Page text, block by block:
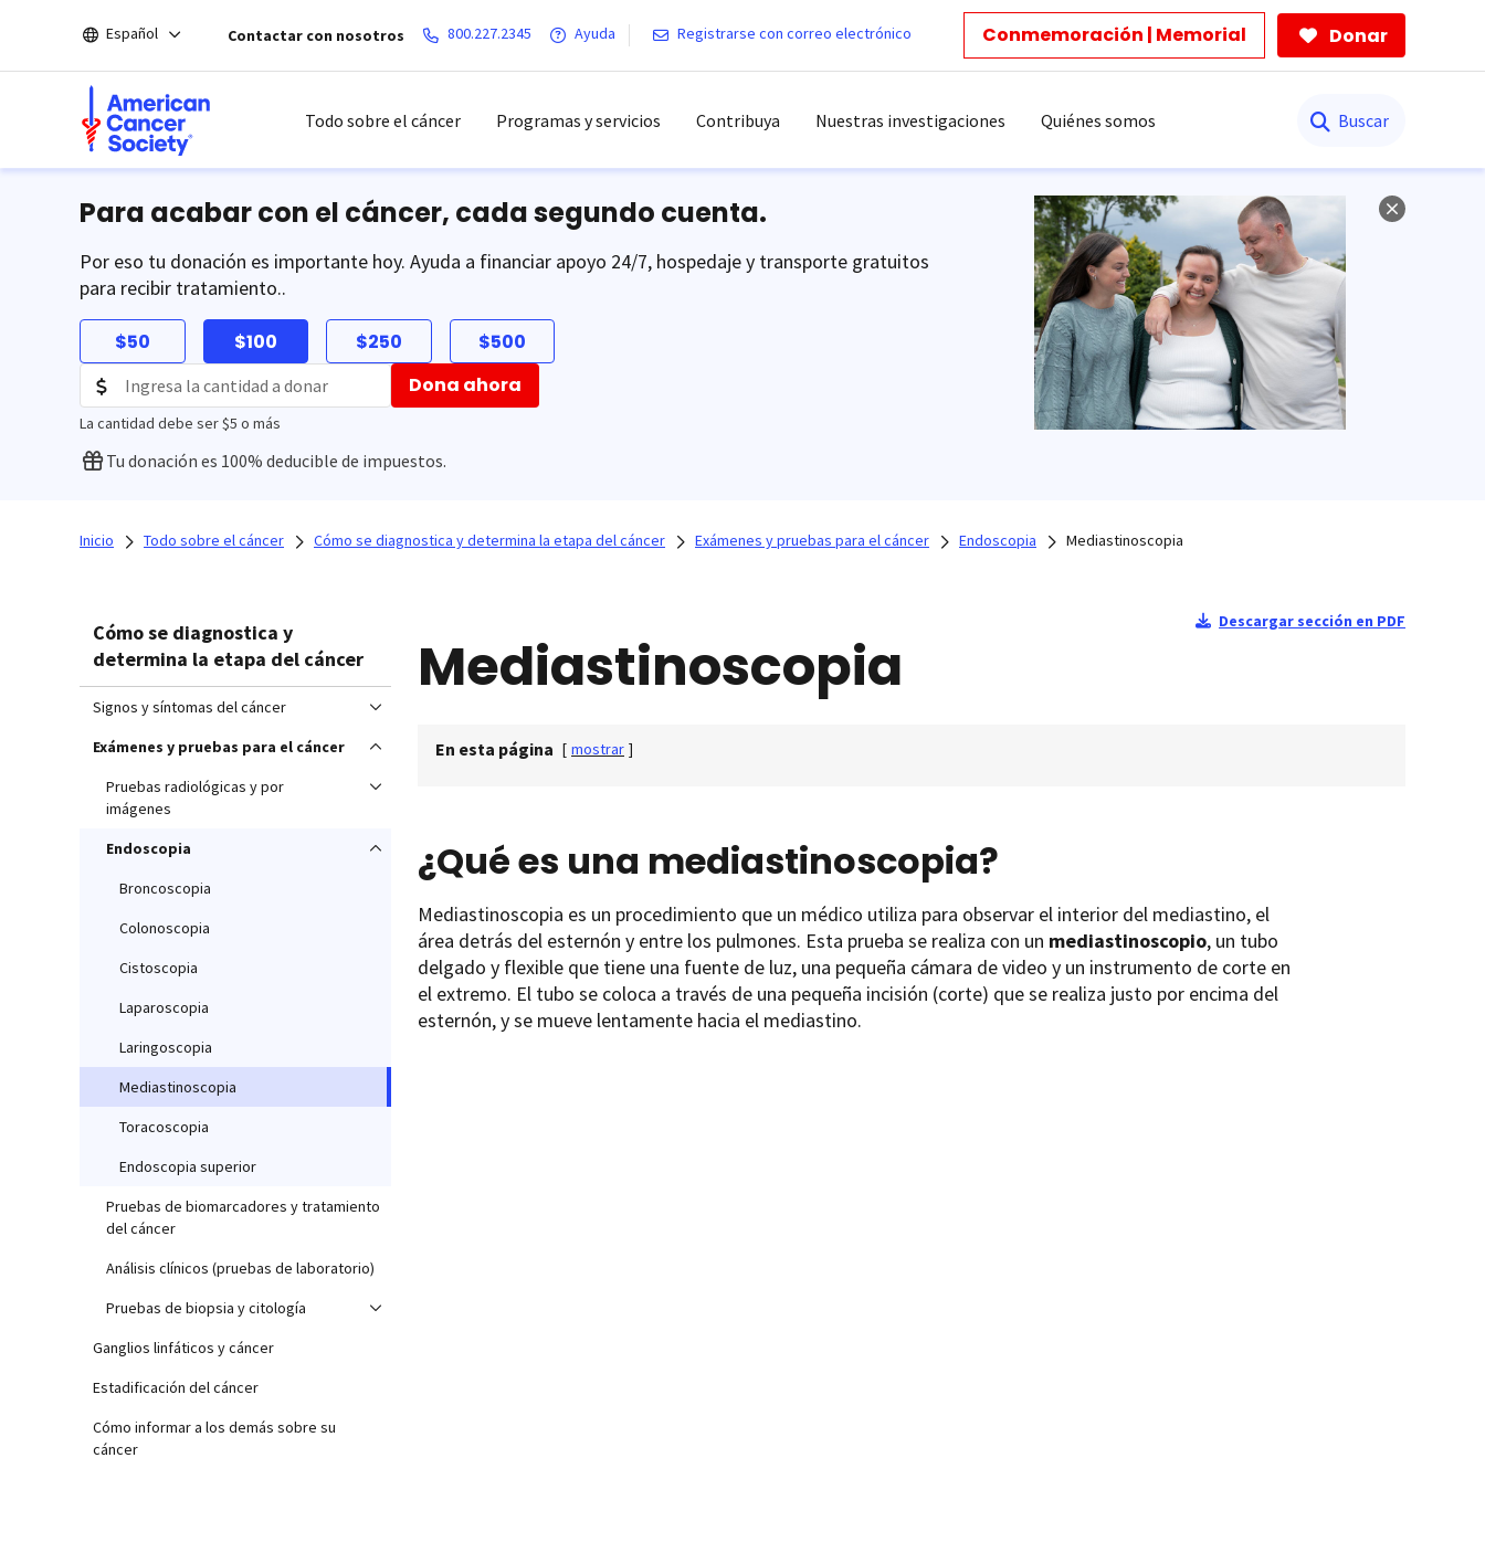
el
Español Contactar con nosotros 800.227.2345 Ayuda Registrarse con correo electrónico Conmemoración | Memorial Donar
Todo sobre el cáncer Programas y servicios Contribuya Nuestras investigaciones Quiénes somos
Para acabar con el cáncer, cada segundo cuenta.
Por eso tu donación es importante hoy. Ayuda a financiar apoyo 24/7, hospedaje y transporte gratuitos
para recibir tratamiento..
$50 $100 $250 $500
La cantidad debe ser $5 o más
Dona ahora
Tu donación es 100% deducible de impuestos.
Inicio Todo sobre el cáncer Cómo se diagnostica y determina la etapa del cáncer Exámenes y pruebas para el cáncer Endoscopia Mediastinoscopia
Cómo se diagnostica y
determina la etapa del cáncer
Signos y síntomas del cáncer
Exámenes y pruebas para el cáncer
Pruebas radiológicas y por
imágenes
Endoscopia
Broncoscopia
Colonoscopia
Cistoscopia
Laparoscopia
Laringoscopia
Mediastinoscopia
Toracoscopia
Endoscopia superior
Pruebas de biomarcadores y tratamiento
del cáncer
Análisis clínicos (pruebas de laboratorio)
Pruebas de biopsia y citología
Ganglios linfáticos y cáncer
Estadificación del cáncer
Cómo informar a los demás sobre su
cáncer
Descargar sección en PDF
Mediastinoscopia
En esta página [ mostrar ]
¿Qué es una mediastinoscopia?
Mediastinoscopia es un procedimiento que un médico utiliza para observar el interior del mediastino, el
área detrás del esternón y entre los pulmones. Esta prueba se realiza con un mediastinoscopio, un tubo
delgado y flexible que tiene una fuente de luz, una pequeña cámara de video y un instrumento de corte en
el extremo. El tubo se coloca a través de una pequeña incisión (corte) que se realiza justo por encima del
esternón, y se mueve lentamente hacia el mediastino.